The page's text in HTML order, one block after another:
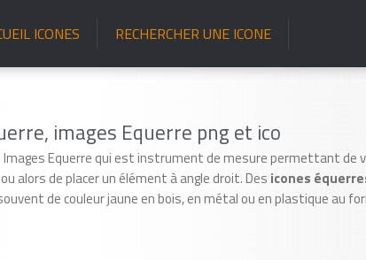
ICONES RECHERCHER UNE ICONE
images Equerre png et ico
Images Equerre qui est instrument de mesure permettant de
alors de placer un élément à angle droit. Des icones
de couleur jaune en bois, en métal ou en plastique au